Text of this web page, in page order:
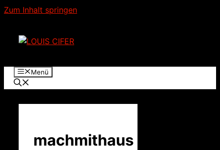
Zum Inhalt springen
Menü
machmithaus